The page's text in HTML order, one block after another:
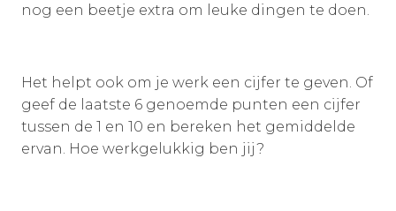
nog een beetje extra om leuke dingen te doen.
Het helpt ook om je werk een cijfer te geven. Of
geef de laatste 6 genoemde punten een cijfer
tussen de 1 en 10 en bereken het gemiddelde
ervan. Hoe werkgelukkig ben jij?